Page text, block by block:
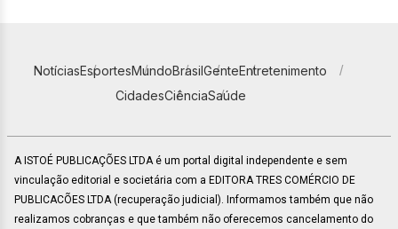
NotíciasEsportesMundoBrasilGenteEntretenimento
CidadesCiênciaSaúde
A ISTOÉ PUBLICAÇÕES LTDA é um portal digital independente e sem
vinculação editorial e societária com a EDITORA TRES COMÉRCIO DE
PUBLICACÕES LTDA (recuperação judicial). Informamos também que não
realizamos cobranças e que também não oferecemos cancelamento do